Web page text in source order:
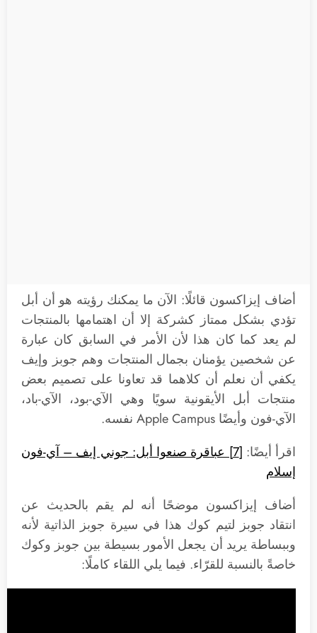
أضاف إيزاكسون قائلًا: الآن ما يمكنك رؤيته هو أن أبل
تؤدي بشكل ممتاز كشركة إلا أن اهتمامها بالمنتجات
لم يعد كما كان هذا لأن الأمر في السابق كان عبارة
عن شخصين يؤمنان بجمال المنتجات وهم جوبز وإيف
يكفي أن نعلم أن كلاهما قد تعاونا على تصميم بعض
منتجات أبل الأيقونية سويًا وهي الآي-بود، الآي-باد،
الآي-فون وأيضًا Apple Campus نفسه.
اقرأ أيضًا:
[7] عباقرة صنعوا أبل: جوني إيف – آي-فون
إسلام
أضاف إيزاكسون موضحًا أنه لم يقم بالحديث عن
انتقاد جوبز لتيم كوك هذا في سيرة جوبز الذاتية لأنه
وببساطة يريد أن يجعل الأمور بسيطة بين جوبز وكوك
خاصةً بالنسبة للقرّاء. فيما يلي اللقاء كاملًا: